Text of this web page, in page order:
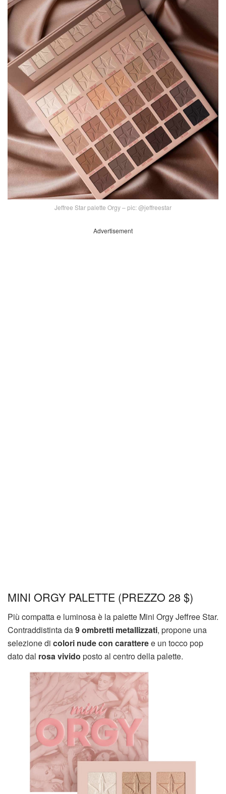
Jeffree Star palette Orgy – pic: @jeffreestar
Advertisement
MINI ORGY PALETTE (PREZZO 28 $)
Più compatta e luminosa è la palette Mini Orgy Jeffree Star.
Contraddistinta da9 ombretti metallizzati, propone una
selezione di colori nude con caratteree un tocco pop
dato dal rosa vivido posto al centro della palette.